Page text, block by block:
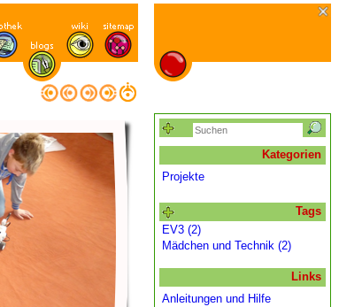
Kategorien
Projekte
Tags
EV3 (2)
Mädchen und Technik (2)
Links
Anleitungen und Hilfe